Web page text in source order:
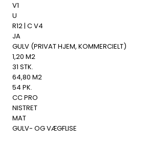
V1
U
R12 | C V4
JA
GULV (PRIVAT HJEM, KOMMERCIELT)
1,20 M2
31 STK.
64,80 M2
54 PK.
CC PRO
NISTRET
MAT
GULV- OG VÆGFLISE